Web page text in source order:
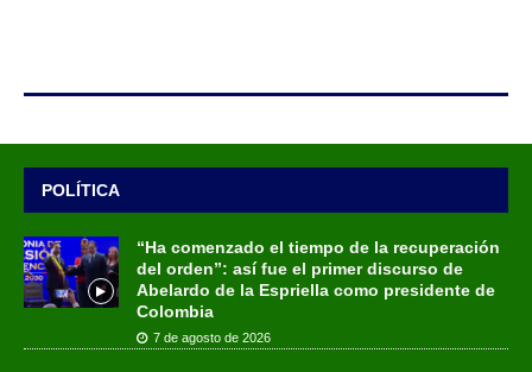
POLÍTICA
“Ha comenzado el tiempo de la recuperación
del orden”: así fue el primer discurso de
Abelardo de la Espriella como presidente de
Colombia
7 de agosto de 2026